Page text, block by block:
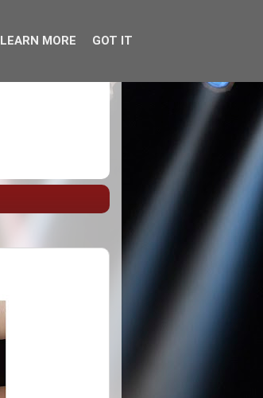
LEARN MORE GOT IT